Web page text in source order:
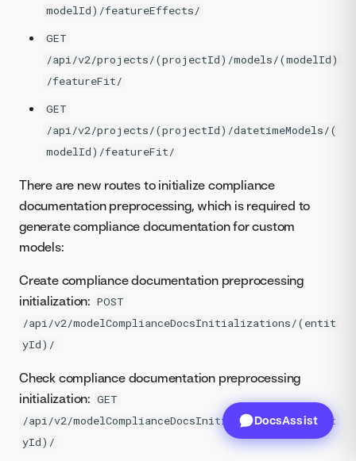
modelId)/featureEffects/
GET
/api/v2/projects/(projectId)/models/(modelId)
/featureFit/
GET
/api/v2/projects/(projectId)/datetimeModels/(
modelId)/featureFit/
There are new routes to initialize compliance
documentation preprocessing, which is required to
generate compliance documentation for custom
models:
Create compliance documentation preprocessing
initialization: POST
/api/v2/modelComplianceDocsInitializations/(entit
yId)/
Check compliance documentation preprocessing
initialization: GET
/api/v2/modelComplianceDocsInitializations/(entit
yId)/
DocsAssist